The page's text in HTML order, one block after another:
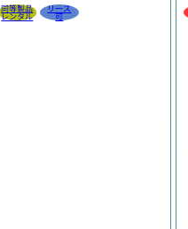
同等製品
レンタル
リース
可